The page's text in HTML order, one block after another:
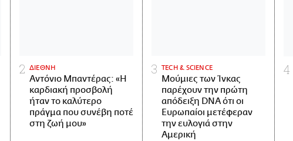
ΔΙΕΘΝΗ
Αντόνιο Μπαντέρας: «Η
καρδιακή προσβολή
ήταν το καλύτερο
πράγμα που συνέβη ποτέ
στη ζωή μου»
ΤECH & SCIENCE
Μούμιες των Ίνκας
παρέχουν την πρώτη
απόδειξη DNA ότι οι
Ευρωπαίοι μετέφεραν
την ευλογιά στην
Αμερική